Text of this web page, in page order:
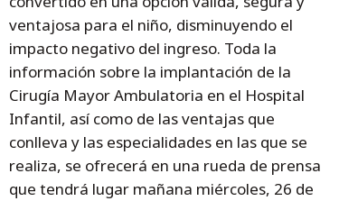
ventajosa para el niño, disminuyendo el
impacto negativo del ingreso. Toda la
información sobre la implantación de la
Cirugía Mayor Ambulatoria en el Hospital
Infantil, así como de las ventajas que
conlleva y las especialidades en las que se
realiza, se ofrecerá en una rueda de prensa
que tendrá lugar mañana miércoles, 26 de